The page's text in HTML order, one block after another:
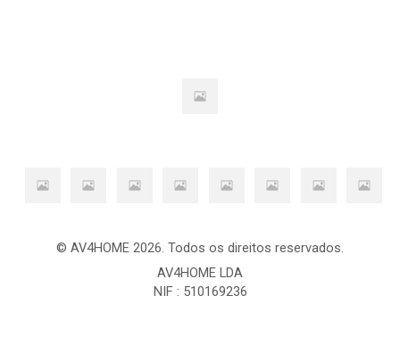
© AV4HOME 2026. Todos os direitos reservados.
AV4HOME LDA
NIF : 510169236